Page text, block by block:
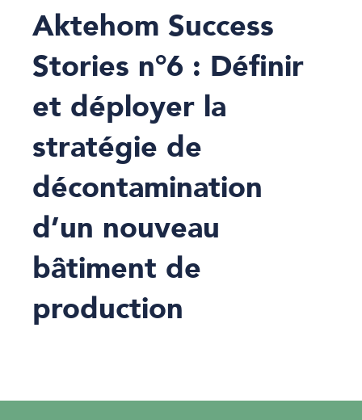
Aktehom Success
Stories n°6 : Définir
et déployer la
stratégie de
décontamination
d’un nouveau
bâtiment de
production